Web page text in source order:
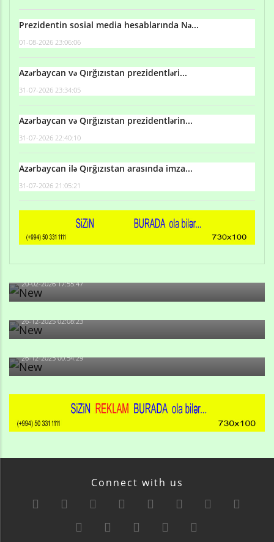
Prezidentin sosial media hesablarında Nə...
01-08-2026 23:06:06
Azərbaycan və Qırğızıstan prezidentləri...
31-07-2026 23:34:05
Azərbaycan və Qırğızıstan prezidentlərin...
31-07-2026 22:40:10
Azərbaycan ilə Qırğızıstan arasında imza...
31-07-2026 21:05:21
Qulu Məhərrəmli: Sosial şəbəkələrdə söyüş niyə artıb?
20-02-2026 17:55:47
Məni bura NAZİR GÖNDƏRİB - 1937-ci ildən fəaliyyətdə
olan və...
26-12-2025 02:08:23
-Ay qız, sən məhkəməni udmayacaqsan... Sən bilirsən
də, məni...
26-12-2025 00:54:29
Connect with us